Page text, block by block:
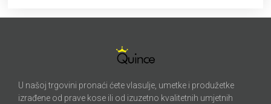
U našoj trgovini pronaći ćete vlasulje, umetke i produžetke
izrađene od prave kose ili od izuzetno kvalitetnih umjetnih